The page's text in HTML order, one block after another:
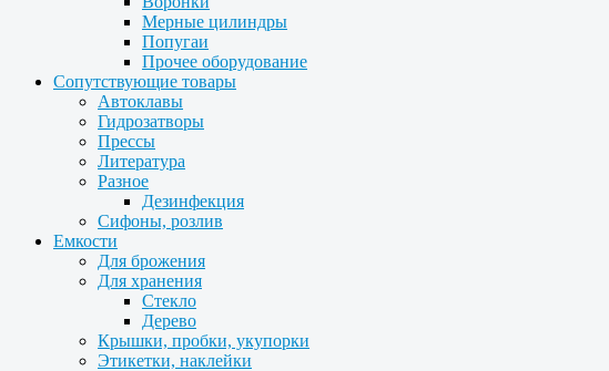
Мерные цилиндры
Попугаи
Прочее оборудование
Сопутствующие товары
Автоклавы
Гидрозатворы
Прессы
Литература
Разное
Дезинфекция
Сифоны, розлив
Емкости
Для брожения
Для хранения
Стекло
Дерево
Крышки, пробки, укупорки
Этикетки, наклейки